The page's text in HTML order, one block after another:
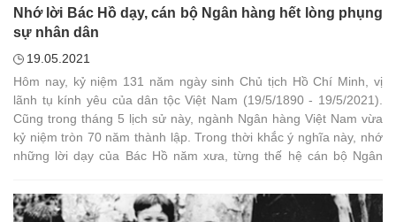
Nhớ lời Bác Hồ dạy, cán bộ Ngân hàng hết lòng phụng
sự nhân dân
19.05.2021
Hôm nay, kỷ niệm 131 năm ngày sinh Chủ tịch Hồ Chí Minh, vị
lãnh tụ kính yêu của dân tộc Việt Nam (19/5/1890 - 19/5/2021).
Cũng trong tháng 5 lịch sử này, ngành Ngân hàng Việt Nam vừa
kỷ niệm tròn 70 năm thành lập. Trong thời khắc ý nghĩa này, nhớ
những lời dạy của Bác Hồ năm xưa, từng thế hệ cán bộ Ngân
động, học tập, thực hiện nhiệm vụ chính trị của Ngành.